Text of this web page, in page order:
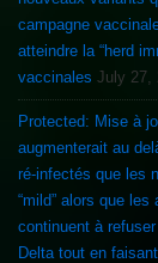
campagne
atteindre la “herd
vaccinales July 27,
Protected: Mise à
augmenterait au
ré-infectés que les
“mild” alors que
continuent à
Delta tout en